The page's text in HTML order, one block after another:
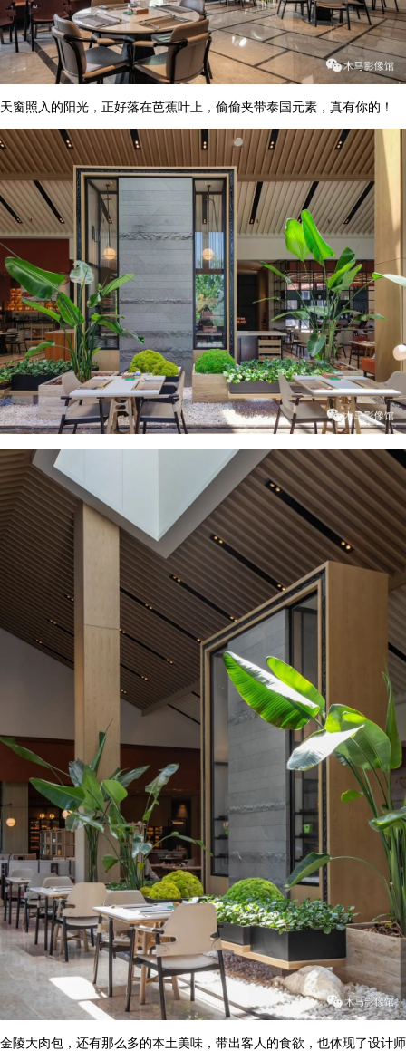
天窗照入的阳光，正好落在芭蕉叶上，偷偷夹带泰国元素，真有你的！
金陵大肉包，还有那么多的本土美味，带出客人的食欲，也体现了设计师